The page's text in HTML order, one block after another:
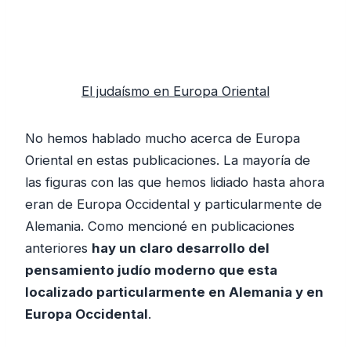
El judaísmo en Europa Oriental
No hemos hablado mucho acerca de Europa
Oriental en estas publicaciones. La mayoría de
las figuras con las que hemos lidiado hasta ahora
eran de Europa Occidental y particularmente de
Alemania. Como mencioné en publicaciones
anteriores hay un claro desarrollo del
pensamiento judío moderno que esta
localizado particularmente en Alemania y en
Europa Occidental.